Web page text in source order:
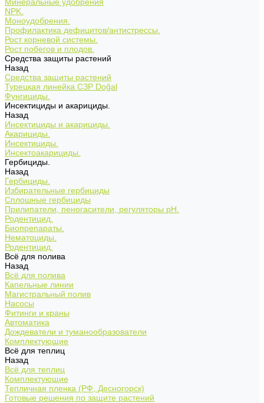
NPK.
Моноудобрения.
Профилактика дефицитов/антистрессы.
Рост корневой системы.
Рост побегов и плодов.
Средства защиты растений
Назад
Средства защиты растений
Турецкая линейка СЗР Doğal
Фунгициды.
Инсектициды и акарициды.
Назад
Инсектициды и акарициды.
Акарициды.
Инсектициды.
Инсектоакарициды.
Гербициды.
Назад
Гербициды.
Избирательные гербициды
Сплошные гербициды
Прилипатели, пеногасители, регуляторы pH.
Родентицид.
Биопрепараты.
Нематоциды.
Родентицид.
Всё для полива
Назад
Всё для полива
Капельные линии
Магистральный полив
Насосы
Фитинги и краны
Автоматика
Дождеватели и туманообразователи
Комплектующие
Всё для теплиц
Назад
Всё для теплиц
Комплектующие
Тепличная пленка (РФ, Десногорск)
Готовые решения по защите растений